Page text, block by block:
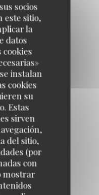
socios
este sitio,
la
datos
cookies
instalan
cookies
su
Estas
sirven
del sitio,
(por
con
mostrar